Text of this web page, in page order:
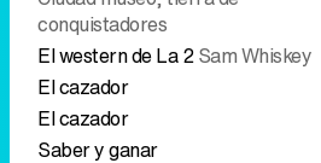
ANTENA 3
Espejo público verano
Cocina abierta de Karlos
ArguiñanoCasarecce con pesto,